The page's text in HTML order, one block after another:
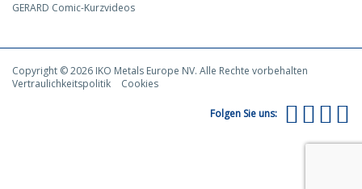
GERARD Comic-Kurzvideos
Copyright © 2026 IKO Metals Europe NV. Alle Rechte vorbehalten
Vertraulichkeitspolitik
Cookies
Folgen Sie uns: